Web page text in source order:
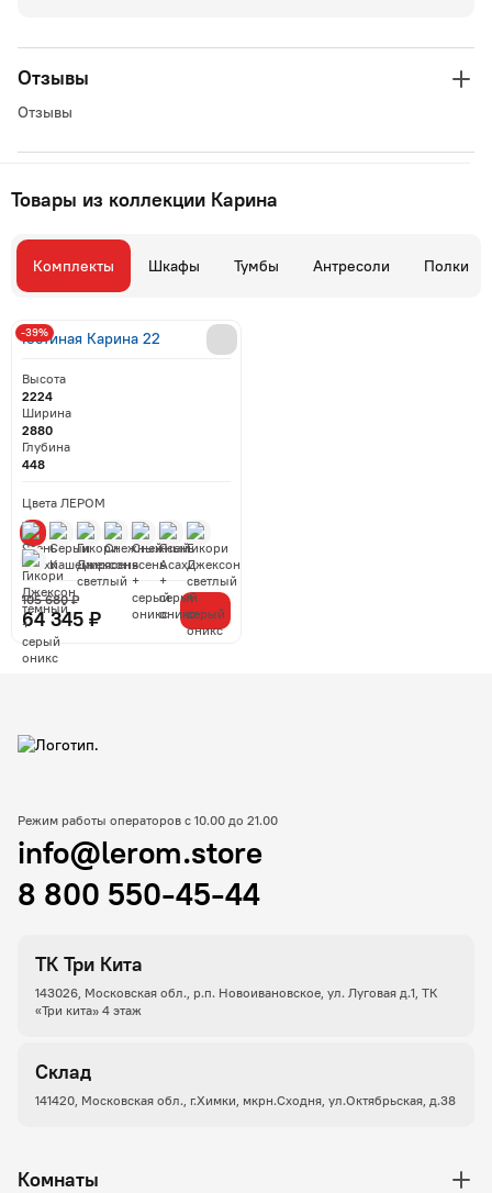
Отзывы
Отзывы
Товары из коллекции Карина
Комплекты Шкафы Тумбы Антресоли Полки
Гостиная Карина 22
Высота
2224
Ширина
2880
Глубина
448
Цвета ЛЕРОМ
64 345 ₽
105 680 ₽
-39%
ТК Три Кита
143026, Московская обл., р.п. Новоивановское, ул. Луговая д.1, ТК
«Три кита» 4 этаж
Склад
141420, Московская обл., г.Химки, мкрн.Сходня, ул.Октябрьская, д.38
Режим работы операторов с 10.00 до 21.00
info@lerom.store
8 800 550-45-44
Комнаты